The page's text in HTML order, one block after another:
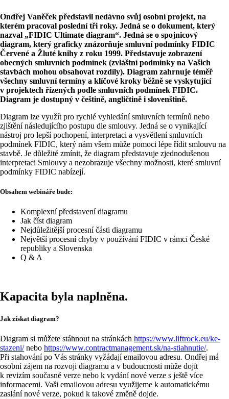
Ondřej Vaněček představil nedávno svůj osobní projekt, na
kterém pracoval poslední tři roky. Jedná se o dokument, který
nazval „FIDIC Ultimate diagram“. Jedná se o spojnicový
diagram, který graficky znázorňuje smluvní podmínky FIDIC
Červené a Žluté knihy z roku 1999. Představuje zobrazení
obecných smluvních podmínek (zvláštní podmínky na Vašich
stavbách mohou obsahovat rozdíly). Diagram zahrnuje téměř
všechny smluvní termíny a klíčové kroky běžně se vyskytující
v projektech řízených podle smluvních podmínek FIDIC.
Diagram je dostupný v češtině, angličtině i slovenštině.
Diagram lze využít pro rychlé vyhledání smluvních termínů nebo
zjištění následujícího postupu dle smlouvy. Jedná se o vynikající
nástroj pro lepší pochopení, interpretaci a vysvětlení smluvních
podmínek FIDIC, který nám všem může pomoci lépe řídit smlouvu na
stavbě. Je důležité zmínit, že diagram představuje zjednodušenou
interpretaci Smlouvy a nezobrazuje všechny možnosti, které smluvní
podmínky FIDIC nabízejí.
Obsahem webináře bude:
Komplexní představení diagramu
Jak číst diagram
Nejdůležitější procesní části diagramu
Největší procesní chyby v používání FIDIC v rámci České
republiky a Slovenska
Q & A
Kapacita byla naplněna.
Jak získat diagram?
Diagram si můžete stáhnout na stránkách https://www.liftrock.eu/ke-
stazeni/nebo https://www.contractmanagement.sk/na-stiahnutie/.
Při stahování po Vás stránky vyžádají emailovou adresu. Ondřej má
osobní zájem na rozvoji diagramu a v budoucnosti může dojít
k revizím současné verze nebo k vydání nové verze s ještě více
informacemi. Vaši emailovou adresu využijeme k automatickému
zaslání nové verze, pokud k takové změně dojde.